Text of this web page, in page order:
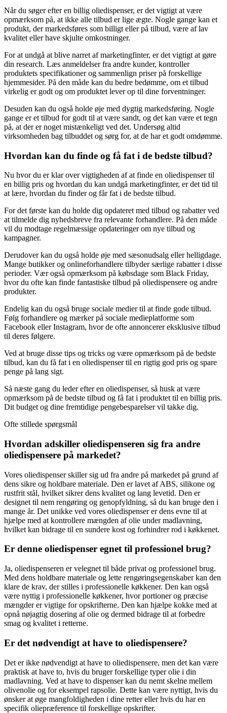
Når du søger efter en billig oliedispenser, er det vigtigt at være
opmærksom på, at ikke alle tilbud er lige ægte. Nogle gange kan et
produkt, der markedsføres som billigt eller på tilbud, være af lav
kvalitet eller have skjulte omkostninger.
For at undgå at blive narret af marketingfinter, er det vigtigt at gøre
din research. Læs anmeldelser fra andre kunder, kontroller
produktets specifikationer og sammenlign priser på forskellige
hjemmesider. På den måde kan du bedre bedømme, om et tilbud
virkelig er godt og om produktet lever op til dine forventninger.
Desuden kan du også holde øje med dygtig markedsføring. Nogle
gange er et tilbud for godt til at være sandt, og det kan være et tegn
på, at der er noget mistænkeligt ved det. Undersøg altid
virksomheden bag tilbuddet og sørg for, at de har et godt omdømme.
Hvordan kan du finde og få fat i de bedste tilbud?
Nu hvor du er klar over vigtigheden af at finde en oliedispenser til
en billig pris og hvordan du kan undgå marketingfinter, er det tid til
at lære, hvordan du finder og får fat i de bedste tilbud.
For det første kan du holde dig opdateret med tilbud og rabatter ved
at tilmelde dig nyhedsbreve fra relevante forhandlere. På den måde
vil du modtage regelmæssige opdateringer om nye tilbud og
kampagner.
Derudover kan du også holde øje med sæsonudsalg eller helligdage.
Mange butikker og onlineforhandlere tilbyder særlige rabatter i disse
perioder. Vær også opmærksom på købsdage som Black Friday,
hvor du ofte kan finde fantastiske tilbud på oliedispensere og andre
produkter.
Endelig kan du også bruge sociale medier til at finde gode tilbud.
Følg forhandlere og mærker på sociale medieplatforme som
Facebook eller Instagram, hvor de ofte annoncerer eksklusive tilbud
til deres følgere.
Ved at bruge disse tips og tricks og være opmærksom på de bedste
tilbud, kan du få fat i en oliedispenser til en rigtig god pris og spare
penge på lang sigt.
Så næste gang du leder efter en oliedispenser, så husk at være
opmærksom på de bedste tilbud og få fat i produktet til en billig pris.
Dit budget og dine fremtidige pengebesparelser vil takke dig.
Ofte stillede spørgsmål
Hvordan adskiller oliedispenseren sig fra andre
oliedispensere på markedet?
Vores oliedispenser skiller sig ud fra andre på markedet på grund af
dens sikre og holdbare materiale. Den er lavet af ABS, silikone og
rustfrit stål, hvilket sikrer dens kvalitet og lang levetid. Den er
designet til nem rengøring og genopfyldning, så du kan bruge den i
mange år. Det unikke ved vores oliedispenser er dens evne til at
hjælpe med at kontrollere mængden af olie under madlavning,
hvilket kan bidrage til en sundere kost og forhindrer rod i køkkenet.
Er denne oliedispenser egnet til professionel brug?
Ja, oliedispenseren er velegnet til både privat og professionel brug.
Med dens holdbare materiale og lette rengøringsegenskaber kan den
klare de krav, der stilles i professionelle køkkener. Den kan også
være nyttig i professionelle køkkener, hvor portioner og præcise
mængder er vigtige for opskrifterne. Den kan hjælpe kokke med at
opnå nøjagtig dosering af olie og dermed bidrage til at forbedre
smag og kvalitet i retterne.
Er det nødvendigt at have to oliedispensere?
Det er ikke nødvendigt at have to oliedispensere, men det kan være
praktisk at have to, hvis du bruger forskellige typer olie i din
madlavning. Ved at have to dispenser kan du nemt skelne mellem
olivenolie og for eksempel rapsolie. Dette kan være nyttigt, hvis du
ønsker at øge mangfoldigheden i dine retter eller hvis du har en
specifik oliepræference til forskellige opskrifter.